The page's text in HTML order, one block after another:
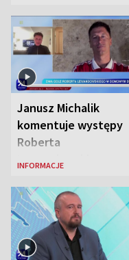
Janusz Michalik
komentuje występy
Roberta
Lewandowskiego w
Zjednoczonych
INFORMACJE